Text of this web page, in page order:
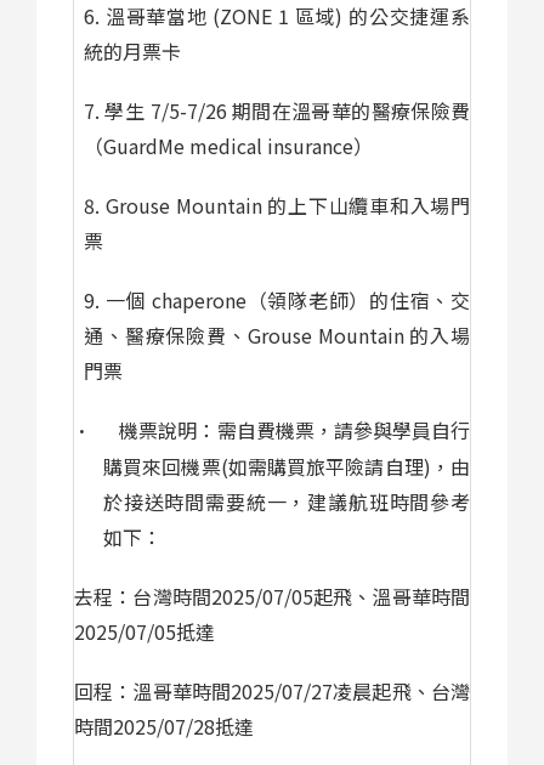
6. 溫哥華當地 (ZONE 1 區域) 的公交捷運系
統的月票卡
7.學生 7/5-7/26 期間在溫哥華的醫療保險費
（GuardMe medical insurance）
8. Grouse Mountain 的上下山纜車和入場門
票
9. 一個 chaperone（領隊老師）的住宿、交
通、醫療保險費、 Grouse Mountain 的入場
門票
·
機票說明：需自費機票，請參與學員自行
購買來回機票(如需購買旅平險請自理) ，由
於接送時間需要統一，建議航班時間參考
如下：
去程：台灣時間2025/07/05起飛、溫哥華時間
2025/07/05抵達
回程：溫哥華時間2025/07/27凌晨起飛、台灣
時間2025/07/28抵達